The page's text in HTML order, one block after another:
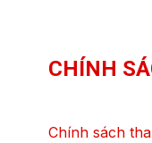
CHÍNH
Chính sách